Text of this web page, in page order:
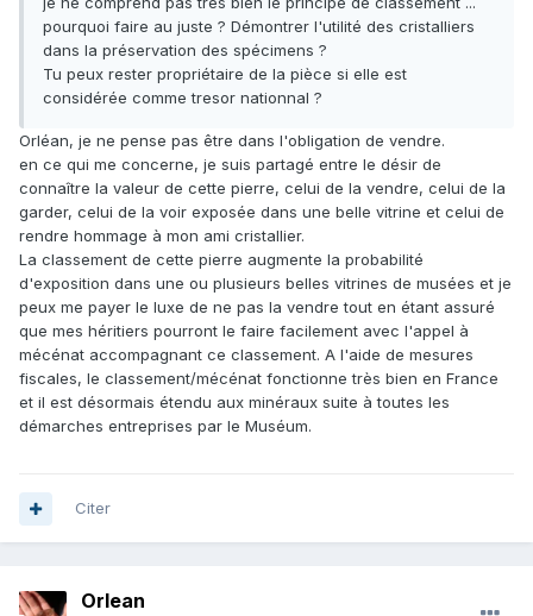
pourquoi faire au juste ? Démontrer l'utilité des cristalliers
dans la préservation des spécimens ?
Tu peux rester propriétaire de la pièce si elle est
considérée comme tresor nationnal ?
Orléan, je ne pense pas être dans l'obligation de vendre.
en ce qui me concerne, je suis partagé entre le désir de
connaître la valeur de cette pierre, celui de la vendre, celui de la
garder, celui de la voir exposée dans une belle vitrine et celui de
rendre hommage à mon ami cristallier.
La classement de cette pierre augmente la probabilité
d'exposition dans une ou plusieurs belles vitrines de musées et je
peux me payer le luxe de ne pas la vendre tout en étant assuré
que mes héritiers pourront le faire facilement avec l'appel à
mécénat accompagnant ce classement. A l'aide de mesures
fiscales, le classement/mécénat fonctionne très bien en France
et il est désormais étendu aux minéraux suite à toutes les
démarches entreprises par le Muséum.
Citer
Orlean